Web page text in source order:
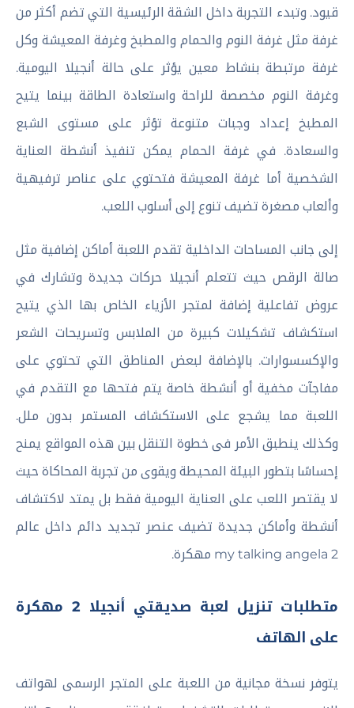
قيود. وتبدء التجربة داخل الشقة الرئيسية التي تضم أكثر من
غرفة مثل غرفة النوم والحمام والمطبخ وغرفة المعيشة وكل
غرفة مرتبطة بنشاط معين يؤثر على حالة أنجيلا اليومية.
وغرفة النوم مخصصة للراحة واستعادة الطاقة بينما يتيح
المطبخ إعداد وجبات متنوعة تؤثر على مستوى الشبع
والسعادة. في غرفة الحمام يمكن تنفيذ أنشطة العناية
الشخصية أما غرفة المعيشة فتحتوي على عناصر ترفيهية
وألعاب مصغرة تضيف تنوع إلى أسلوب اللعب.
إلى جانب المساحات الداخلية تقدم اللعبة أماكن إضافية مثل
صالة الرقص حيث تتعلم أنجيلا حركات جديدة وتشارك في
عروض تفاعلية إضافة لمتجر الأزياء الخاص بها الذي يتيح
استكشاف تشكيلات كبيرة من الملابس وتسريحات الشعر
والإكسسوارات. بالإضافة لبعض المناطق التي تحتوي على
مفاجآت مخفية أو أنشطة خاصة يتم فتحها مع التقدم في
اللعبة مما يشجع على الاستكشاف المستمر بدون ملل.
وكذلك ينطبق الأمر فى خطوة التنقل بين هذه المواقع يمنح
إحساسًا بتطور البيئة المحيطة ويقوى من تجربة المحاكاة حيث
لا يقتصر اللعب على العناية اليومية فقط بل يمتد لاكتشاف
أنشطة وأماكن جديدة تضيف عنصر تجديد دائم داخل عالم
my talking angela 2 مهكرة.
متطلبات تنزيل لعبة صديقتي أنجيلا 2 مهكرة
على الهاتف
يتوفر نسخة مجانية من اللعبة على المتجر الرسمى لهواتف